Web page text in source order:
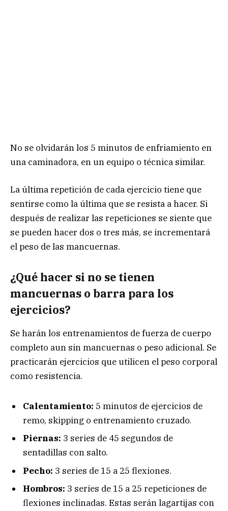
No se olvidarán los 5 minutos de enfriamiento en
una caminadora, en un equipo o técnica similar.
La última repetición de cada ejercicio tiene que
sentirse como la última que se resista a hacer. Si
después de realizar las repeticiones se siente que
se pueden hacer dos o tres más, se incrementará
el peso de las mancuernas.
¿Qué hacer si no se tienen
mancuernas o barra para los
ejercicios?
Se harán los entrenamientos de fuerza de cuerpo
completo aun sin mancuernas o peso adicional. Se
practicarán ejercicios que utilicen el peso corporal
como resistencia.
Calentamiento: 5 minutos de ejercicios de
remo, skipping o entrenamiento cruzado.
Piernas: 3 series de 45 segundos de
sentadillas con salto.
Pecho: 3 series de 15 a 25 flexiones.
Hombros: 3 series de 15 a 25 repeticiones de
flexiones inclinadas. Estas serán lagartijas con